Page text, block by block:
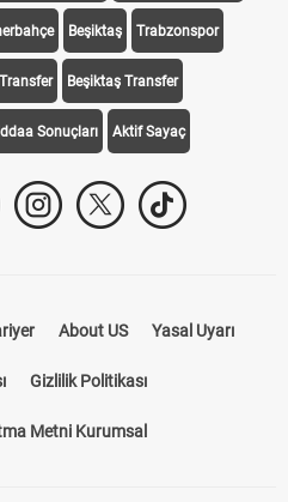
Beşiktaş Trabzonspor
Beşiktaş Transfer
Sonuçları Aktif Sayaç
About US Yasal Uyarı
Gizlilik Politikası
Metni Kurumsal